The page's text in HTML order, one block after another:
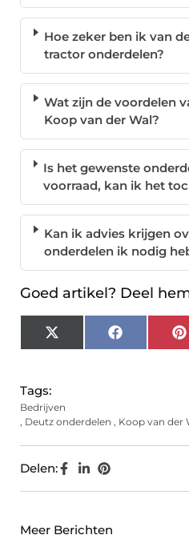
Hoe zeker ben ik van
tractor onderdelen?
Wat zijn de voordelen
Koop van der Wal?
Is het gewenste
voorraad, kan ik het
Kan ik advies krijgen
onderdelen ik nodig
Goed artikel? Deel
X
(Twitter)
Facebook
Tags:
Bedrijven
, Deutz onderdelen , Koop van der
Delen:
Meer Berichten